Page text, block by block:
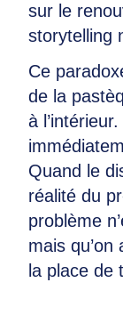
sur le
storytelling
Ce
de la
à
Quand le
réalité du
problème
mais
la place de